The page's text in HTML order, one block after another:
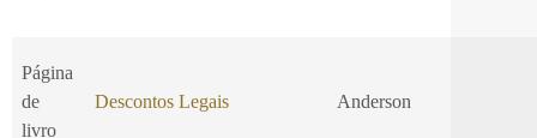
Página
de
livro
Descontos Legais Anderson